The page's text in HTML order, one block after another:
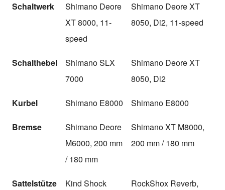
Schaltwerk
Shimano Deore
XT 8000, 11-
speed
Shimano Deore XT
8050, Di2, 11-speed
Schalthebel
Shimano SLX
7000
Shimano Deore XT
8050, Di2
Kurbel Shimano E8000 Shimano E8000
Bremse
Shimano Deore
M6000, 200 mm
/ 180 mm
Shimano XT M8000,
200 mm / 180 mm
Sattelstütze
Kind Shock
RockShox Reverb,